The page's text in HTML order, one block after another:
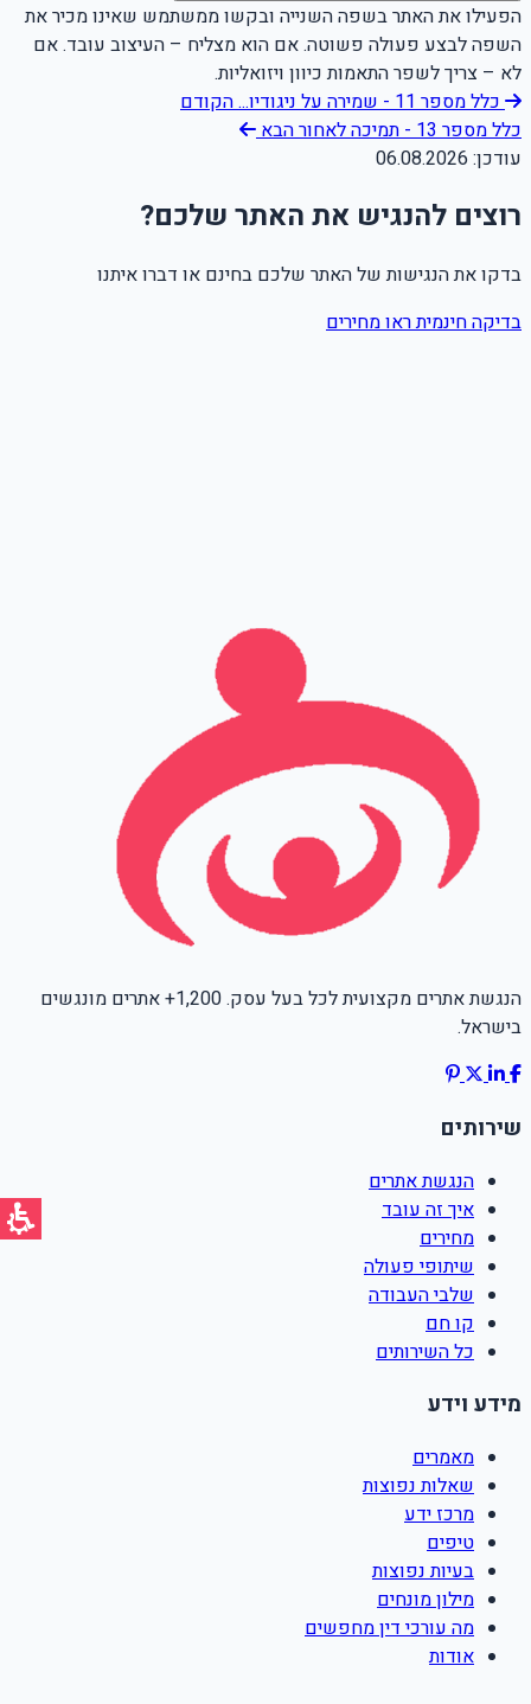
הפעילו את האתר בשפה השנייה ובקשו ממשתמש שאינו מכיר את
השפה לבצע פעולה פשוטה. אם הוא מצליח – העיצוב עובד. אם
לא – צריך לשפר התאמות כיוון ויזואליות.
כלל מספר 11 - שמירה על ניגודיו...
הקודם
כלל מספר 13 - תמיכה לאחור
הבא
עודכן: 06.08.2026
רוצים להנגיש את האתר שלכם?
בדקו את הנגישות של האתר שלכם בחינם או דברו איתנו
בדיקה חינמיתראו מחירים
הנגשת אתרים מקצועית לכל בעל עסק. 1,200+ אתרים מונגשים
בישראל.
שירותים
הנגשת אתרים
איך זה עובד
מחירים
שיתופי פעולה
שלבי העבודה
קו חם
כל השירותים
מידע וידע
מאמרים
שאלות נפוצות
מרכז ידע
טיפים
בעיות נפוצות
מילון מונחים
מה עורכי דין מחפשים
אודות